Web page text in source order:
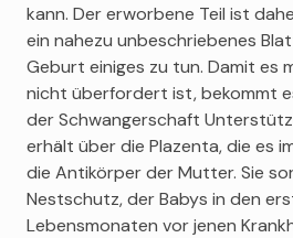
kann. Der erworbene Teil ist
ein nahezu unbeschriebenes
Geburt einiges zu tun. Damit es
nicht überfordert ist, bekommt
der Schwangerschaft
erhält über die Plazenta, die es
die Antikörper der Mutter. Sie
Nestschutz, der Babys in den
Lebensmonaten vor jenen